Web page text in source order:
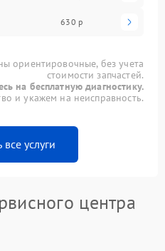
630 р
ориентировочные, без учета
стоимости запчастей.
на бесплатную диагностику.
и укажем на неисправность.
все услуги
центра